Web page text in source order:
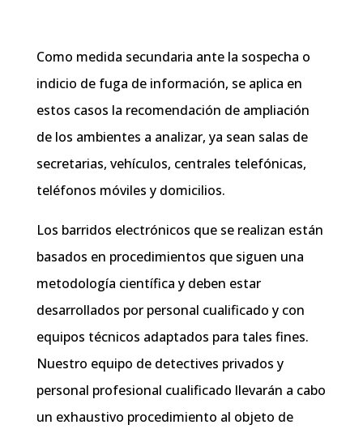
Como medida secundaria ante la sospecha o
indicio de fuga de información, se aplica en
estos casos la recomendación de ampliación
de los ambientes a analizar, ya sean salas de
secretarias, vehículos, centrales telefónicas,
teléfonos móviles y domicilios.
Los barridos electrónicos que se realizan están
basados en procedimientos que siguen una
metodología científica y deben estar
desarrollados por personal cualificado y con
equipos técnicos adaptados para tales fines.
Nuestro equipo de detectives privados y
personal profesional cualificado llevarán a cabo
un exhaustivo procedimiento al objeto de